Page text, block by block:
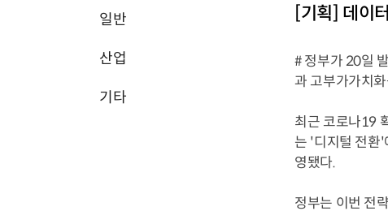
일반
산업
기타
[기획] 데이
# 정부가 20일
과 고부가가치
최근 코로나19
는 '디지털 전환'
영됐다.
정부는 이번 전